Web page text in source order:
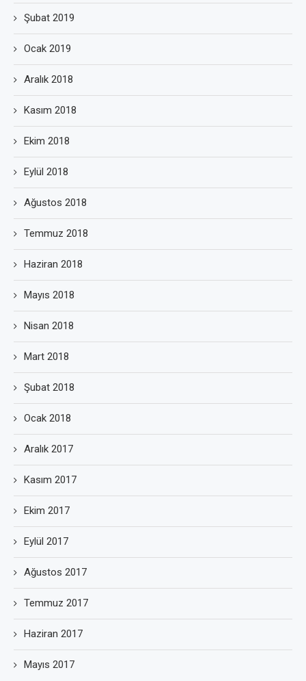
Şubat 2019
Ocak 2019
Aralık 2018
Kasım 2018
Ekim 2018
Eylül 2018
Ağustos 2018
Temmuz 2018
Haziran 2018
Mayıs 2018
Nisan 2018
Mart 2018
Şubat 2018
Ocak 2018
Aralık 2017
Kasım 2017
Ekim 2017
Eylül 2017
Ağustos 2017
Temmuz 2017
Haziran 2017
Mayıs 2017